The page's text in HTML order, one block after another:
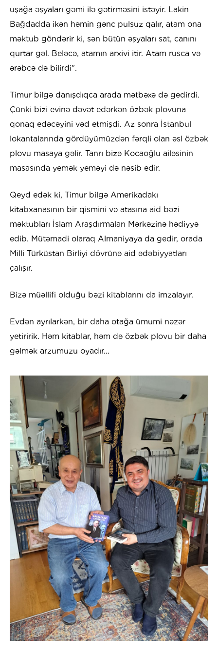
uşağa əşyaları gəmi ilə gətirməsini istəyir. Lakin
Bağdadda ikən həmin gənc pulsuz qalır, atam ona
məktub göndərir ki, sən bütün əşyaları sat, canını
qurtar gəl. Beləcə, atamın arxivi itir. Atam rusca və
ərəbcə də bilirdi".
Timur bilgə danışdıqca arada mətbəxə də gedirdi.
Çünki bizi evinə dəvət edərkən özbək plovuna
qonaq edəcəyini vəd etmişdi. Az sonra İstanbul
lokantalarında gördüyümüzdən fərqli olan əsl özbək
plovu masaya gəlir. Tanrı bizə Kocaoğlu ailəsinin
masasında yemək yeməyi də nəsib edir.
Qeyd edək ki, Timur bilgə Amerikadakı
kitabxanasının bir qismini və atasına aid bəzi
məktubları İslam Araşdırmaları Mərkəzinə hədiyyə
edib. Mütəmadi olaraq Almaniyaya da gedir, orada
Milli Türküstan Birliyi dövrünə aid ədəbiyyatları
çalışır.
Bizə müəllifi olduğu bəzi kitablarını da imzalayır.
Evdən ayrılarkən, bir daha otağa ümumi nəzər
yetiririk. Həm kitablar, həm də özbək plovu bir daha
gəlmək arzumuzu oyadır...